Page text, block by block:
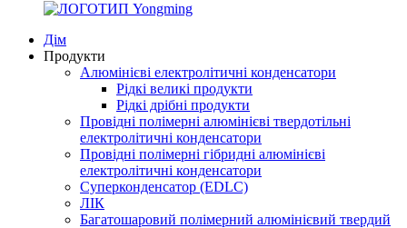
Дім
Продукти
Алюмінієві електролітичні конденсатори
Рідкі великі продукти
Рідкі дрібні продукти
Провідні полімерні алюмінієві твердотільні
електролітичні конденсатори
Провідні полімерні гібридні алюмінієві
електролітичні конденсатори
Суперконденсатор (EDLC)
ЛІК
Багатошаровий полімерний алюмінієвий твердий